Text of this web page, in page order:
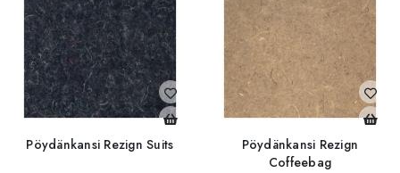
Pöydänkansi Rezign Suits
Pöydänkansi Rezign
Coffeebag